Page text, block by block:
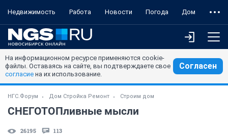
Недвижимость Работа Новости Погода Дом
На информационном ресурсе применяются cookie-
файлы. Оставаясь на сайте, вы подтверждаете свое
согласие на их использование.
Согласен
НГС.Форум Дом Стройка Ремонт Строим дом
СНЕГОТОПливные мысли
26195 113